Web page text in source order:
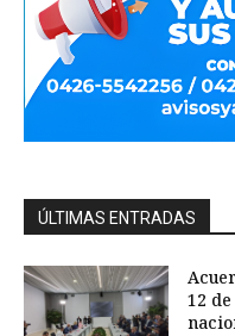
ÚLTIMAS ENTRADAS
12